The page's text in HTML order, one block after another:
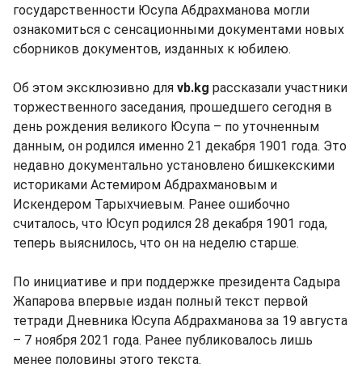
государственности Юсупа Абдрахманова могли
ознакомиться с сенсационными документами новых
сборников документов, изданных к юбилею.
Об этом эксклюзивно для vb.kg рассказали участники
торжественного заседания, прошедшего сегодня в
день рождения великого Юсупа – по уточненным
данным, он родился именно 21 декабря 1901 года. Это
недавно документально установлено бишкекскими
историками Астемиром Абдрахмановым и
Искендером Тарыхчиевым. Ранее ошибочно
считалось, что Юсуп родился 28 декабря 1901 года,
теперь выяснилось, что он на неделю старше.
По инициативе и при поддержке президента Садыра
Жапарова впервые издан полный текст первой
тетради Дневника Юсупа Абдрахманова за 19 августа
– 7 ноября 2021 года. Ранее публиковалось лишь
менее половины этого текста.